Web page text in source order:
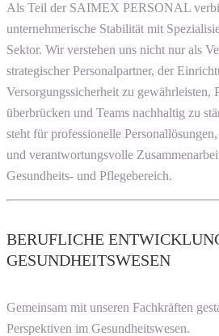
Als Teil der SAIMEX PERSONAL
unternehmerische Stabilität mit
Sektor. Wir verstehen uns nicht nur als
strategischer Personalpartner, der
Versorgungssicherheit zu gewährleisten,
überbrücken und Teams nachhaltig zu
steht für professionelle
und verantwortungsvolle
Gesundheits- und Pflegebereich.
BERUFLICHE
GESUNDHEITSWESEN
Gemeinsam mit unseren Fachkräften
Perspektiven im Gesundheitswesen.